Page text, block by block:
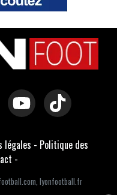
légales - Politique des
-
, lyonfootball.fr